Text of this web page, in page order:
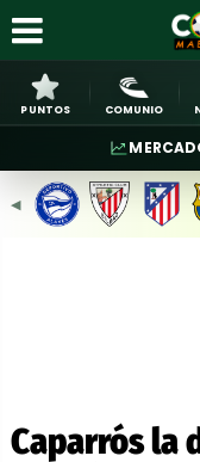
PUNTOS COMUNIO
◀︎
Caparrós la